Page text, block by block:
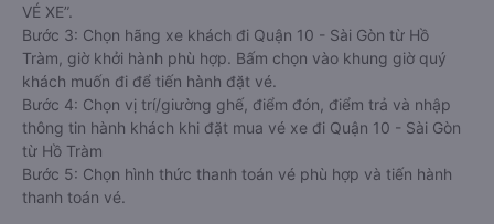
VÉ XE”.
Bước 3: Chọn hãng xe khách đi Quận 10 - Sài Gòn từ Hồ
Tràm, giờ khởi hành phù hợp. Bấm chọn vào khung giờ quý
khách muốn đi để tiến hành đặt vé.
Bước 4: Chọn vị trí/giường ghế, điểm đón, điểm trả và nhập
thông tin hành khách khi đặt mua vé xe đi Quận 10 - Sài Gòn
từ Hồ Tràm
Bước 5: Chọn hình thức thanh toán vé phù hợp và tiến hành
thanh toán vé.